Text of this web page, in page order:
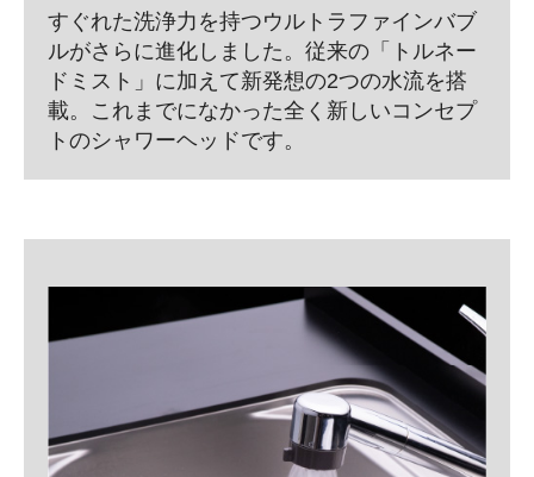
すぐれた洗浄力を持つウルトラファインバブ
ルがさらに進化しました。従来の「トルネー
ドミスト」に加えて新発想の2つの水流を搭
載。これまでになかった全く新しいコンセプ
トのシャワーヘッドです。